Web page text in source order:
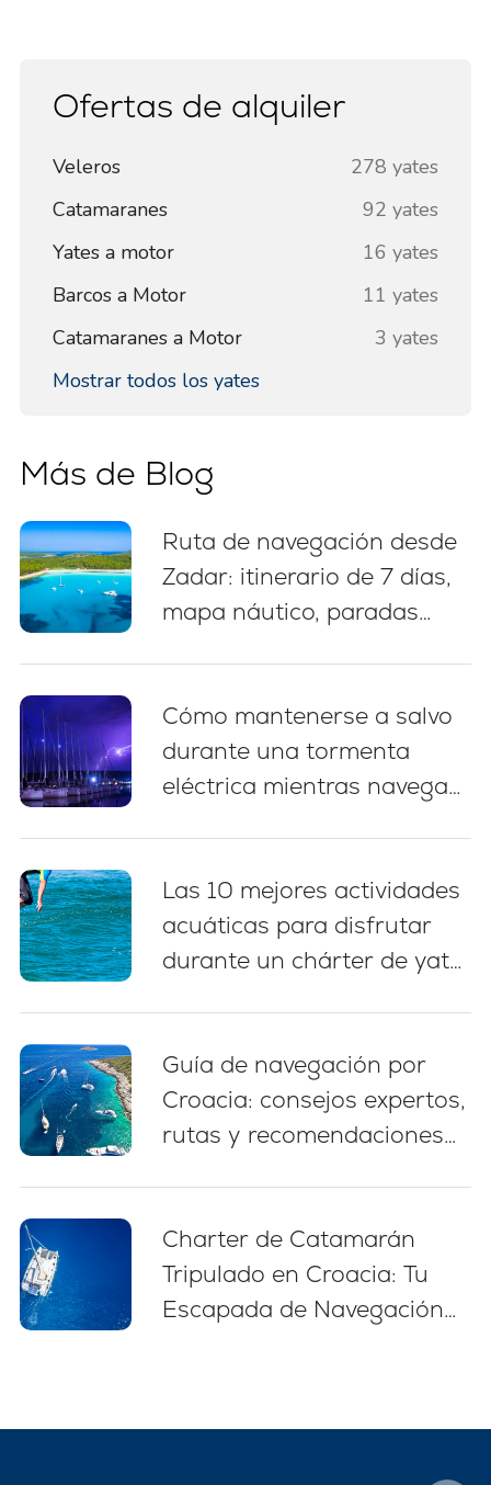
Ofertas de alquiler
Veleros
278 yates
Catamaranes
92 yates
Yates a motor
16 yates
Barcos a Motor
11 yates
Catamaranes a Motor
3 yates
Mostrar todos los yates
Más de Blog
Ruta de navegación desde
Zadar: itinerario de 7 días,
mapa náutico, paradas
Cómo mantenerse a salvo
durante una tormenta
eléctrica mientras navega
Las 10 mejores actividades
acuáticas para disfrutar
durante un chárter de yate
Guía de navegación por
Croacia: consejos expertos,
rutas y recomendaciones
Charter de Catamarán
Tripulado en Croacia: Tu
Escapada de Navegación